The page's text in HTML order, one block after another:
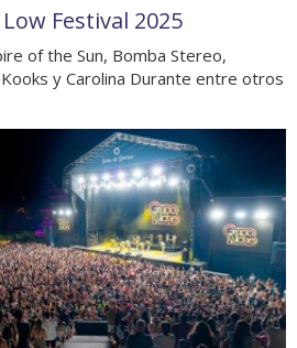
Festival 2025
of the Sun, Bomba Stereo,
Kooks y Carolina Durante entre otros